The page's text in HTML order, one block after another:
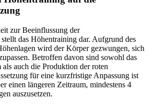
zur Beeinflussung der
das Höhentraining dar. Aufgrund des
wird der Körper gezwungen, sich
Betroffen davon sind sowohl das
auch die Produktion der roten
für eine kurzfristige Anpassung ist
einen längeren Zeitraum, mindestens 4
auszusetzen.